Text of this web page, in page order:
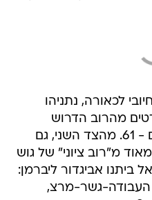
לכאורה, נתניהו
רחוקים עדיין 4 מנדטים מהרוב הדרוש
להקמת ממשלת ימין חרדים - 61. מהצד השני, גם
מ"רוב ציוני" של גוש
אביגדור ליברמן:
העבודה-גשר-מרצ,